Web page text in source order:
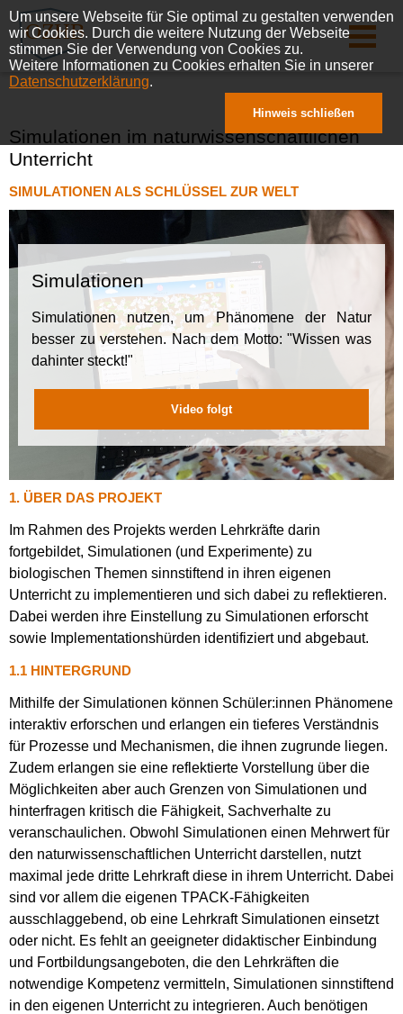
Simulationen im naturwissenschaftlichen
Unterricht
SIMULATIONEN ALS SCHLÜSSEL ZUR WELT
Simulationen
Simulationen nutzen, um Phänomene der Natur
besser zu verstehen. Nach dem Motto: "Wissen was
dahinter steckt!"
Video folgt
1. ÜBER DAS PROJEKT
Im Rahmen des Projekts werden Lehrkräfte darin
fortgebildet, Simulationen (und Experimente) zu
biologischen Themen sinnstiftend in ihren eigenen
Unterricht zu implementieren und sich dabei zu reflektieren.
Dabei werden ihre Einstellung zu Simulationen erforscht
sowie Implementationshürden identifiziert und abgebaut.
1.1 HINTERGRUND
Mithilfe der Simulationen können Schüler:innen Phänomene
interaktiv erforschen und erlangen ein tieferes Verständnis
für Prozesse und Mechanismen, die ihnen zugrunde liegen.
Zudem erlangen sie eine reflektierte Vorstellung über die
Möglichkeiten aber auch Grenzen von Simulationen und
hinterfragen kritisch die Fähigkeit, Sachverhalte zu
veranschaulichen. Obwohl Simulationen einen Mehrwert für
den naturwissenschaftlichen Unterricht darstellen, nutzt
maximal jede dritte Lehrkraft diese in ihrem Unterricht. Dabei
sind vor allem die eigenen TPACK-Fähigkeiten
ausschlaggebend, ob eine Lehrkraft Simulationen einsetzt
oder nicht. Es fehlt an geeigneter didaktischer Einbindung
und Fortbildungsangeboten, die den Lehrkräften die
notwendige Kompetenz vermitteln, Simulationen sinnstiftend
in den eigenen Unterricht zu integrieren. Auch benötigen
Um unsere Webseite für Sie optimal zu gestalten verwenden
wir Cookies. Durch die weitere Nutzung der Webseite
stimmen Sie der Verwendung von Cookies zu.
Weitere Informationen zu Cookies erhalten Sie in unserer
Datenschutzerklärung.
Hinweis schließen